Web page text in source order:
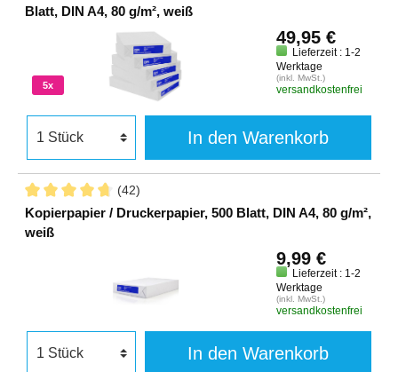
Blatt, DIN A4, 80 g/m², weiß
5x
49,95 €
Lieferzeit : 1-2
Werktage
(inkl. MwSt.)
versandkostenfrei
In den Warenkorb
(42)
Kopierpapier / Druckerpapier, 500 Blatt, DIN A4, 80 g/m²,
weiß
9,99 €
Lieferzeit : 1-2
Werktage
(inkl. MwSt.)
versandkostenfrei
In den Warenkorb